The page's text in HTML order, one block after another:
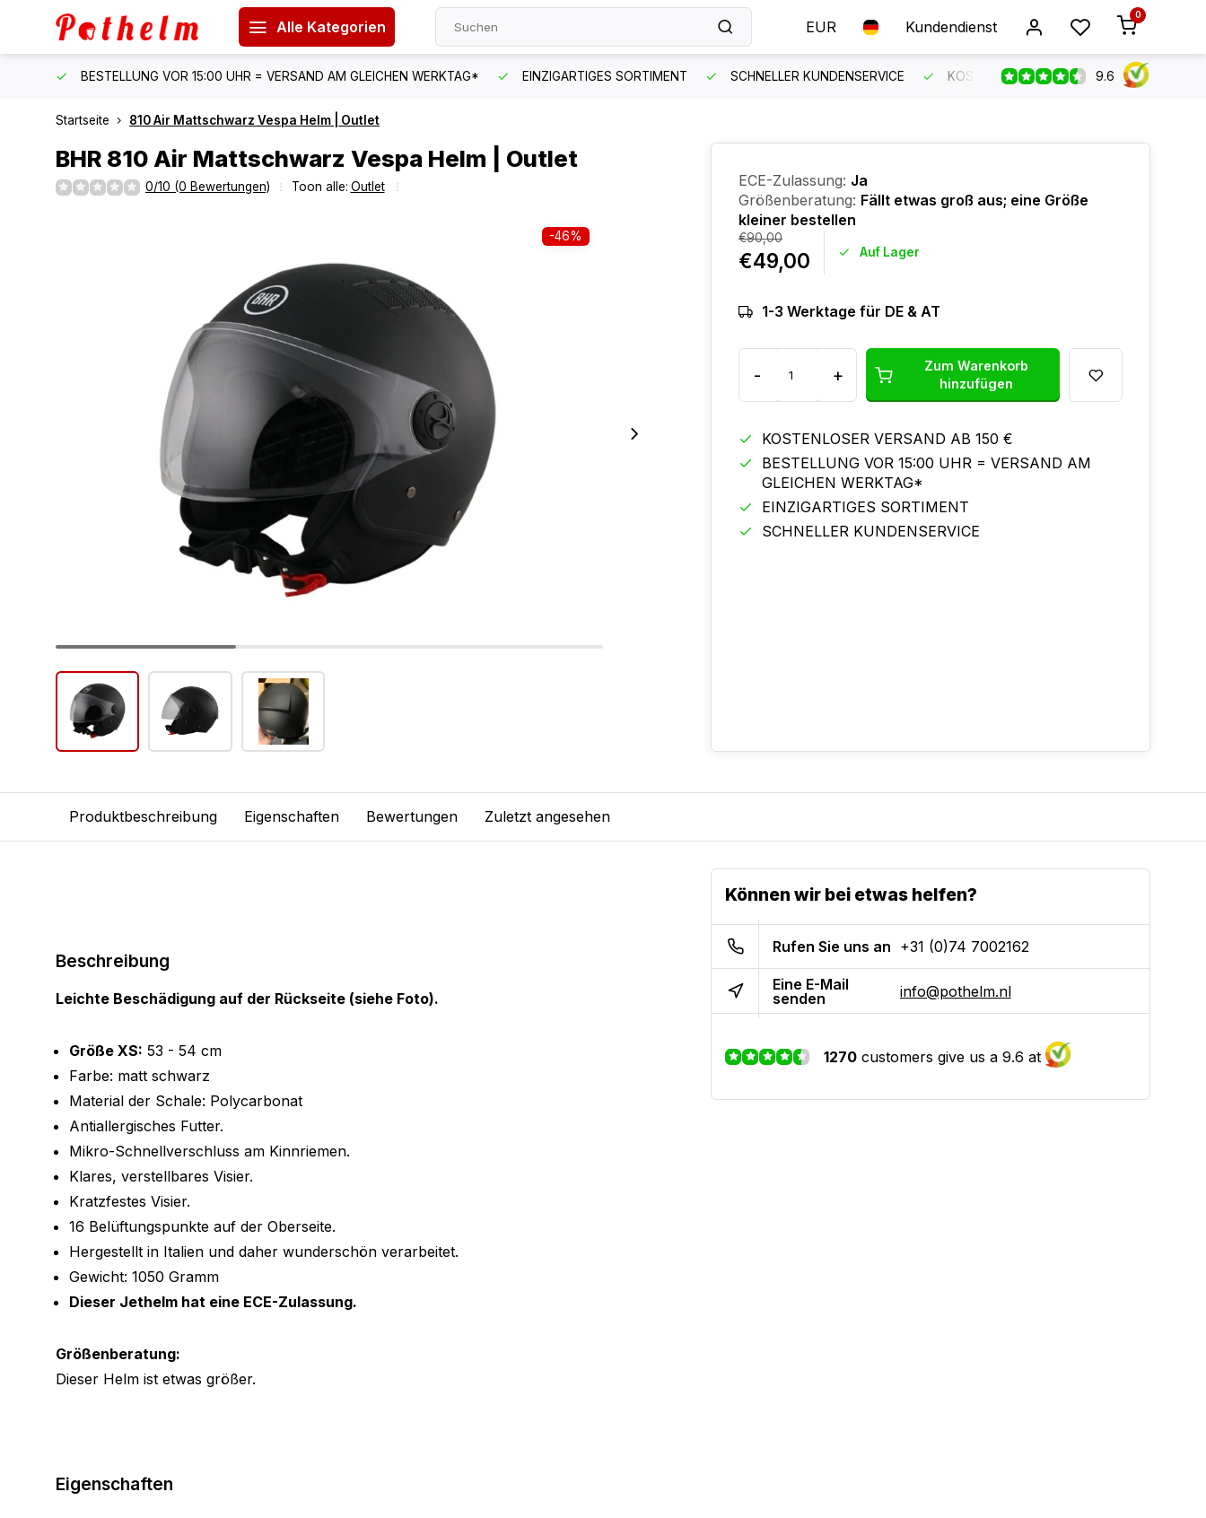
Alle Kategorien EUR Kundendienst
0
BESTELLUNG VOR 15:00 UHR = VERSAND AM GLEICHEN WERKTAG* EINZIGARTIGES SORTIMENT SCHNELLER KUNDENSERVICE KOSTENLOSER VERSAND AB 150 €
9.6
Startseite 810 Air Mattschwarz Vespa Helm | Outlet
BHR 810 Air Mattschwarz Vespa Helm | Outlet
0/10 (0 Bewertungen) Toon alle: Outlet
-46%
ECE-Zulassung: Ja
Größenberatung: Fällt etwas groß aus; eine Größe
kleiner bestellen
€90,00
€49,00 Auf Lager
1-3 Werktage für DE & AT
- +
Zum Warenkorb
hinzufügen
KOSTENLOSER VERSAND AB 150 €
BESTELLUNG VOR 15:00 UHR = VERSAND AM
GLEICHEN WERKTAG*
EINZIGARTIGES SORTIMENT
SCHNELLER KUNDENSERVICE
Produktbeschreibung Eigenschaften Bewertungen Zuletzt angesehen
Beschreibung
Leichte Beschädigung auf der Rückseite (siehe Foto).
Größe XS: 53 - 54 cm
Farbe: matt schwarz
Material der Schale: Polycarbonat
Antiallergisches Futter.
Mikro-Schnellverschluss am Kinnriemen.
Klares, verstellbares Visier.
Kratzfestes Visier.
16 Belüftungspunkte auf der Oberseite.
Hergestellt in Italien und daher wunderschön verarbeitet.
Gewicht: 1050 Gramm
Dieser Jethelm hat eine ECE-Zulassung.
Größenberatung:
Dieser Helm ist etwas größer.
Eigenschaften
Können wir bei etwas helfen?
Rufen Sie uns an +31 (0)74 7002162
Eine E-Mail
senden
info@pothelm.nl
1270 customers give us a 9.6 at